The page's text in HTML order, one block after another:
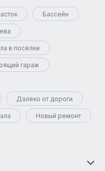
Бассейн
в посёлке
гараж
Далеко от дороги
Новый ремонт